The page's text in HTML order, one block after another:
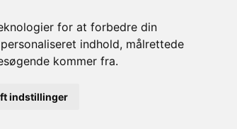
for at forbedre din
indhold, målrettede
kommer fra.
indstillinger